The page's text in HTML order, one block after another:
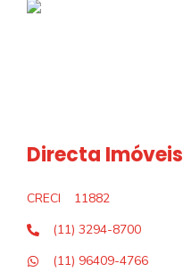
Directa Imóveis
CRECI
11882
(11) 3294-8700
(11) 96409-4766